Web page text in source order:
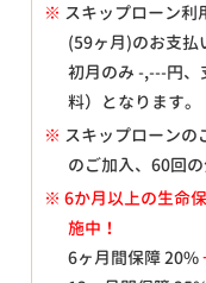
※ スキップローン利
(59ヶ月)のお支払
初月のみ-,---円
料）となります。
※ スキップローンの
のご加入、60回
※ 6か月以上の生命
施中！
6ヶ月間保障 20%